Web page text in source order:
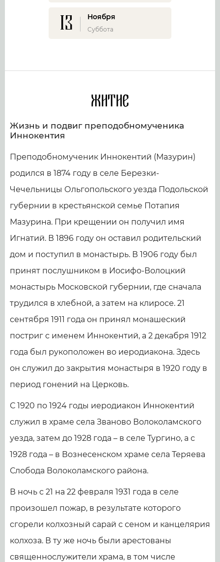
13 Ноября
Суббота
Житие
Жизнь и подвиг преподобномученика
Иннокентия
Преподобномученик Иннокентий (Мазурин)
родился в 1874 году в селе Березки-
Чечельницы Ольгопольского уезда Подольской
губернии в крестьянской семье Потапия
Мазурина. При крещении он получил имя
Игнатий. В 1896 году он оставил родительский
дом и поступил в монастырь. В 1906 году был
принят послушником в Иосифо-Волоцкий
монастырь Московской губернии, где сначала
трудился в хлебной, а затем на клиросе. 21
сентября 1911 года он принял монашеский
постриг с именем Иннокентий, а 2 декабря 1912
года был рукоположен во иеродиакона. Здесь
он служил до закрытия монастыря в 1920 году в
период гонений на Церковь.
С 1920 по 1924 годы иеродиакон Иннокентий
служил в храме села Званово Волоколамского
уезда, затем до 1928 года – в селе Тургино, а с
1928 года – в Вознесенском храме села Теряева
Слобода Волоколамского района.
В ночь с 21 на 22 февраля 1931 года в селе
произошел пожар, в результате которого
сгорели колхозный сарай с сеном и канцелярия
колхоза. В ту же ночь были арестованы
священнослужители храма, в том числе